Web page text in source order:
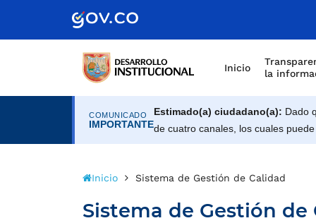
de Gobierno
Inicio
la
COMUNICADO
IMPORTANTE
Estimado(a) ciudadano(a): Dado
de cuatro canales, los cuales
Inicio Sistema de Gestión de Calidad
Sistema de Gestión de